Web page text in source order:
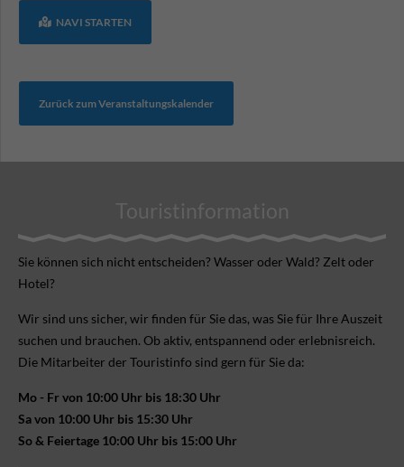
NAVI STARTEN
Zurück zum Veranstaltungskalender
Touristinformation
Sie können sich nicht ent­scheiden? Wasser oder Wald? Zelt oder
Hotel?
Wir sind uns sicher, wir finden für Sie das, was Sie für Ihre Aus­zeit
suchen und brauchen. Ob aktiv, ent­spannend oder erlebnis­reich.
Die Mitarbeiter der Touristinfo sind gern für Sie da:
Mo - Fr von 10:00 Uhr bis 18:30 Uhr
Sa von 10:00 Uhr bis 15:30 Uhr
So & Feiertage 10:00 Uhr bis 15:00 Uhr